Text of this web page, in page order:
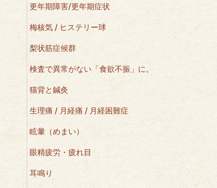
更年期障害/更年期症状
梅核気 / ヒステリー球
梨状筋症候群
検査で異常がない「食欲不振」に。
猫背と鍼灸
生理痛 / 月経痛 / 月経困難症
眩暈（めまい）
眼精疲労・疲れ目
耳鳴り